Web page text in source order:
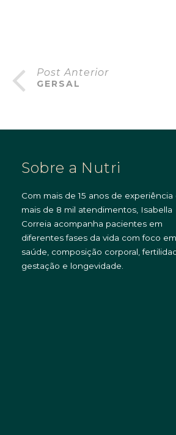
Post Anterior
GERSAL
Sobre a Nutri
Com mais de 15 anos de experiência
mais de 8 mil atendimentos, Isabella
Correia acompanha pacientes em
diferentes fases da vida com foco em
saúde, composição corporal,
gestação e longevidade.